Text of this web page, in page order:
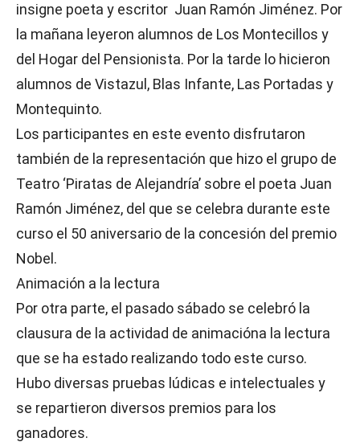
insigne poeta y escritor Juan Ramón Jiménez. Por
la mañana leyeron alumnos de Los Montecillos y
del Hogar del Pensionista. Por la tarde lo hicieron
alumnos de Vistazul, Blas Infante, Las Portadas y
Montequinto.
Los participantes en este evento disfrutaron
también de la representación que hizo el grupo de
Teatro ‘Piratas de Alejandría’ sobre el poeta Juan
Ramón Jiménez, del que se celebra durante este
curso el 50 aniversario de la concesión del premio
Nobel.
Animación a la lectura
Por otra parte, el pasado sábado se celebró la
clausura de la actividad de animacióna la lectura
que se ha estado realizando todo este curso.
Hubo diversas pruebas lúdicas e intelectuales y
se repartieron diversos premios para los
ganadores.